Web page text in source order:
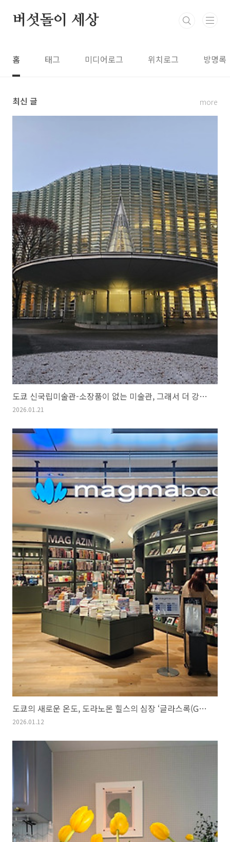
버섯돌이 세상
홈 태그 미디어로그 위치로그 방명록
최신 글
도쿄 신국립미술관-소장품이 없는 미술관, 그래서 더 강렬한 공간
2026.01.21
도쿄의 새로운 온도, 도라노몬 힐스의 심장 ‘글라스록(Glass Rock)’
2026.01.12
more